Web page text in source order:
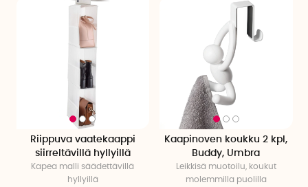
Riippuva vaatekaappi
siirreltävillä hyllyillä
Kapea malli säädettävillä
hyllyillä
Kaapinoven koukku 2 kpl,
Buddy, Umbra
Leikkisä muotoilu, koukut
molemmilla puolilla